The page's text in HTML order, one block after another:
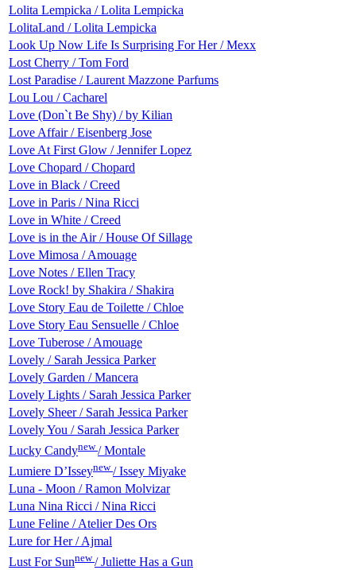
Lolita Lempicka / Lolita Lempicka
LolitaLand / Lolita Lempicka
Look Up Now Life Is Surprising For Her / Mexx
Lost Cherry / Tom Ford
Lost Paradise / Laurent Mazzone Parfums
Lou Lou / Cacharel
Love (Don`t Be Shy) / by Kilian
Love Affair / Eisenberg Jose
Love At First Glow / Jennifer Lopez
Love Chopard / Chopard
Love in Black / Creed
Love in Paris / Nina Ricci
Love in White / Creed
Love is in the Air / House Of Sillage
Love Mimosa / Amouage
Love Notes / Ellen Tracy
Love Rock! by Shakira / Shakira
Love Story Eau de Toilette / Chloe
Love Story Eau Sensuelle / Chloe
Love Tuberose / Amouage
Lovely / Sarah Jessica Parker
Lovely Garden / Mancera
Lovely Lights / Sarah Jessica Parker
Lovely Sheer / Sarah Jessica Parker
Lovely You / Sarah Jessica Parker
Lucky Candynew/ Montale
Lumiere D’Isseynew/ Issey Miyake
Luna - Moon / Ramon Molvizar
Luna Nina Ricci / Nina Ricci
Lune Feline / Atelier Des Ors
Lure for Her / Ajmal
Lust For Sunnew/ Juliette Has a Gun